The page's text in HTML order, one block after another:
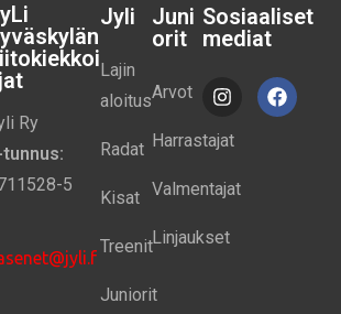
Ry
tunnus:
5
Jyli
Lajin
aloitus
Radat
Kisat
Treenit
Juniorit
Juni
orit
Arvot
Harrastajat
Valmentajat
Linjaukset
Sosiaaliset
mediat